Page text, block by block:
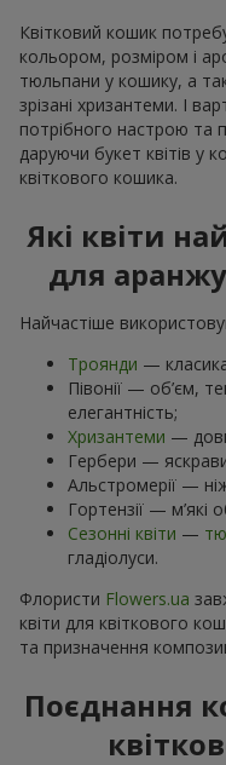
Квітковий кошик
кольором, розміром і
тюльпани у кошику, а
зрізані хризантеми. І
потрібного настрою та
даруючи букет квітів у
квіткового кошика.
Які квіти
для
Найчастіше
Троянди —
Півонії — об’єм,
елегантність;
Хризантеми —
Гербери —
Альстромерії —
Гортензії — м’які
Сезонні квіти —
гладіолуси.
Флористи Flowers.ua
квіти для квіткового
та призначення
Поєднання